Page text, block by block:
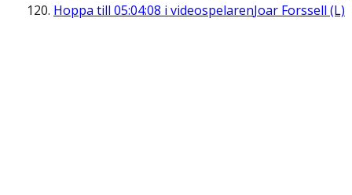
Hoppa till 05:04:08 i videospelarenJoar Forssell (L)